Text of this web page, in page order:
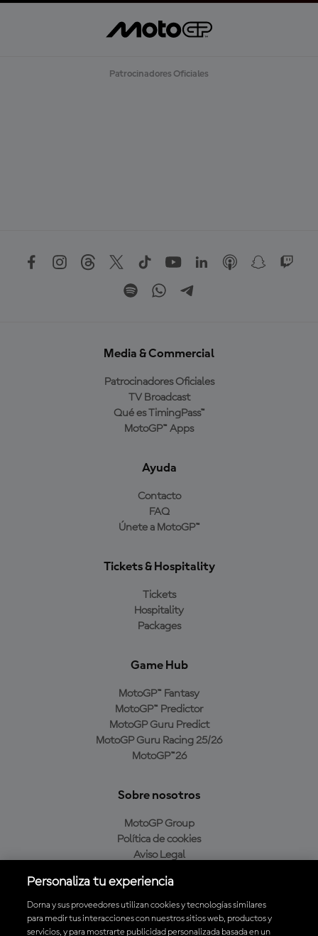
Patrocinadores Oficiales
Media & Commercial
Patrocinadores Oficiales
TV Broadcast
Qué es TimingPass™
MotoGP™ Apps
Ayuda
Contacto
FAQ
Únete a MotoGP™
Tickets & Hospitality
Tickets
Hospitality
Packages
Game Hub
MotoGP™ Fantasy
MotoGP™ Predictor
MotoGP Guru Predict
MotoGP Guru Racing 25/26
MotoGP™26
Sobre nosotros
MotoGP Group
Política de cookies
Aviso Legal
Política de compra
Personaliza tu experiencia
Dorna y sus proveedores utilizan cookies y tecnologías similares
para medir tus interacciones con nuestros sitios web, productos y
servicios, y para mostrarte publicidad personalizada basada en un